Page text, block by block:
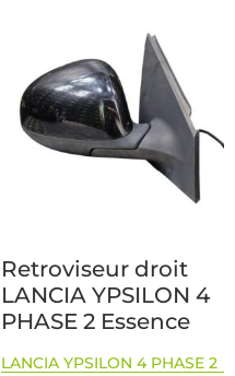
Retroviseur droit
LANCIA YPSILON 4
PHASE 2 Essence
LANCIA YPSILON 4 PHASE 2